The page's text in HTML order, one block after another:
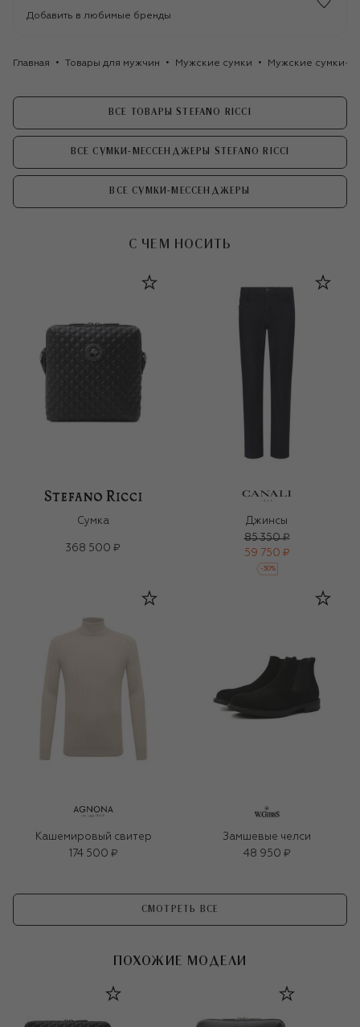
Добавить в любимые бренды
Главная Товары для мужчин Мужские сумки Мужские сумки-
ВСЕ ТОВАРЫ STEFANO RICCI
ВСЕ СУМКИ-МЕССЕНДЖЕРЫ STEFANO RICCI
ВСЕ СУМКИ-МЕССЕНДЖЕРЫ
С ЧЕМ НОСИТЬ
Сумка
368 500 ₽
Джинсы
85 350 ₽
59 750 ₽
-30%
Кашемировый свитер
174 500 ₽
Замшевые челси
48 950 ₽
СМОТРЕТЬ ВСЕ
ПОХОЖИЕ МОДЕЛИ